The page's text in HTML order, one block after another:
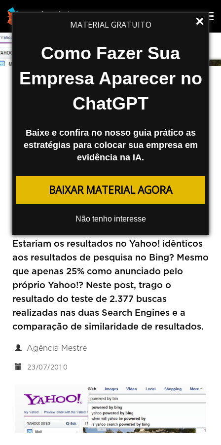
MATERIAL GRATUITO
Como Fazer Sua
Empresa Aparecer no
ChatGPT
Baixe e confira no nosso guia prático as
estratégias para colocar sua empresa em
evidência na IA.
BAIXAR MATERIAL AGORA
Não tenho interesse
Bing x Yahoo! – Estudo de
Similaridade de Resultados
Estariam os resultados no Yahoo! idênticos
aos resultados de pesquisa no Bing? Mesmo
que apenas 25% como anunciado pelo
próprio Yahoo!? Neste post, trago o
resultado do teste de 2.377 buscas
realizadas nas duas Search Engines e a
comparação de similaridade de resultados.
Agência Mestre
23/07/2010